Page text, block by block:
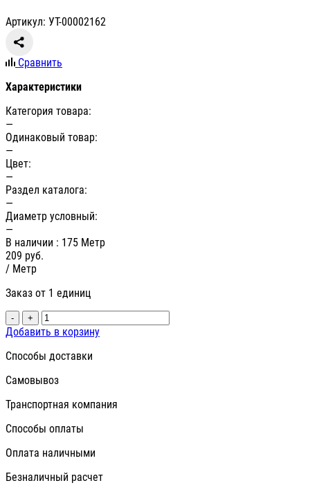
Артикул: УТ-00002162
Сравнить
Характеристики
Категория товара:
—
Одинаковый товар:
—
Цвет:
—
Раздел каталога:
—
Диаметр условный:
—
В наличии : 175 Метр
209 руб.
/ Метр
Заказ от 1 единиц
- +
Добавить в корзину
Способы доставки
Самовывоз
Транспортная компания
Способы оплаты
Оплата наличными
Безналичный расчет